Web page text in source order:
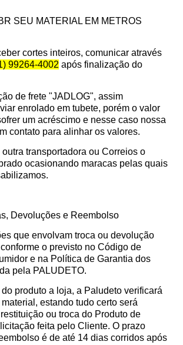
SEU MATERIAL EM METROS
cortes inteiros, comunicar através
99264-4002 após finalização do
de frete "JADLOG", assim
enrolado em tubete, porém o valor
um acréscimo e nesse caso nossa
contato para alinhar os valores.
transportadora ou Correios o
ocasionando maracas pelas quais
Devoluções e Reembolso
que envolvam troca ou devolução
o previsto no Código de
e na Política de Garantia dos
pela PALUDETO.
produto a loja, a Paludeto verificará
estando tudo certo será
ou troca do Produto de
feita pelo Cliente. O prazo
é de até 14 dias corridos após